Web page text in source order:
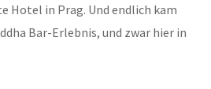
Hotel in Prag. Und endlich kam
Bar-Erlebnis, und zwar hier in